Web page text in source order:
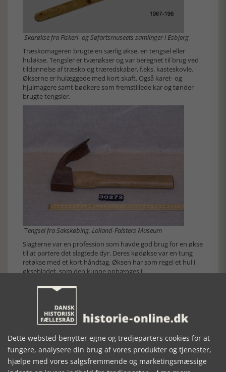
Skarøkse fra Fiskeri- og Søfartsmuseets samlinger i Esbjerg
Træskomageren brugte en særlig økse, en tengsel eller
huløkse. Tengsler er tværøkser og var beregnet til brug ved
tildannelse af træsko og træredskaber, f.eks. kasteskovle.
Økserne er hulæggede med kort skaft. Også karet- og
hjulmagere samt bødkere som fremstillede kar og tønder
brugte tengsler.
Tengsel fra Sakskøbing, Lolland-Falsters Museum
Slagterne var en profession som havde god brug for en økse
til at partere det slagtede dyr. Deres kødøkse var en tung
retøkse med et kort håndtag. Øksen har som regel et hul i
øksebladet, som den kunne ophænges i.
Kødøkse fra Helsinge, Museum Nordsjælland
Dette websted benytter egne og tredjeparters cookies for at
fungere, analysere din brug af vores produkter og tjenester,
hjælpe med vores salgsfremmende og marketingsmæssige